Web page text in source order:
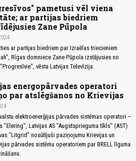
pametusi vēl viena
ar partijas biedriem
Zane Pūpola
ar partijas biedriem par Izraēlas triecieniem
Rīgas domniece Zane Pūpola izstājusies no
vēsta Latvijas Televīzija.
energopārvades operatori
par atslēgšanos no Krievijas
elektroenerģijas pārvades sistēmas operatori –
"Elering", Latvijas AS "Augstsprieguma tīkls" (AST)
"Litgrid" nosūtījuši paziņojumu Krievijas un
pārvades sistēmu operatoriem par BRELL līguma